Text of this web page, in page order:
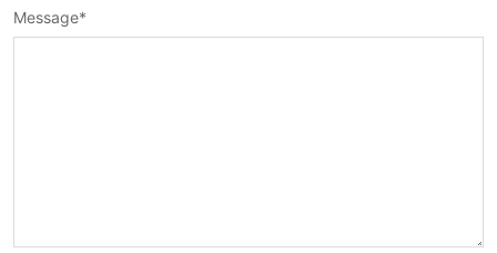
Message*